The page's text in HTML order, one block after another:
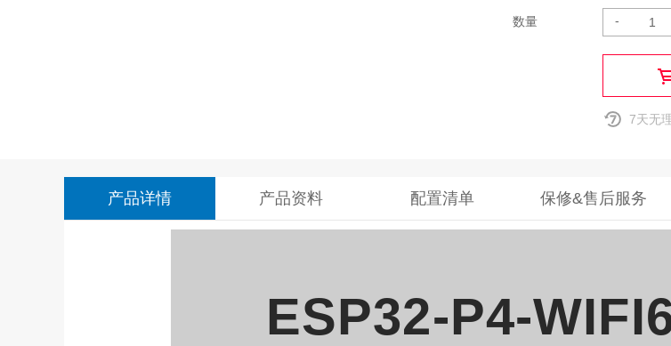
数量 -
7天无
产品详情 产品资料 配置清单 保修&售后服务
ESP32-P4-